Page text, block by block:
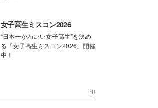
女子高生ミスコン2026
“日本一かわいい女子高生”を決め
る「女子高生ミスコン2026」開催
中！
PR